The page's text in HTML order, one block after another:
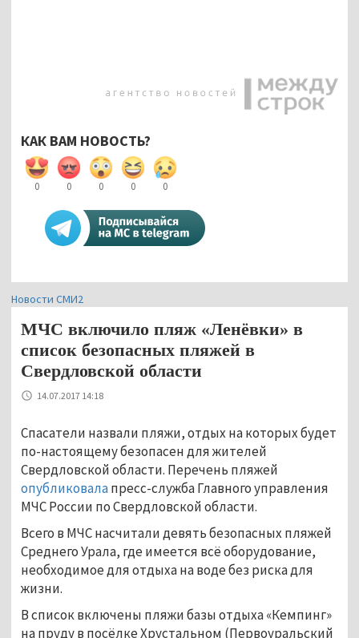
КАК ВАМ НОВОСТЬ?
0 0 0 0 0
Новости СМИ2
МЧС включило пляж «Ленёвки» в
список безопасных пляжей в
Свердловской области
14.07.2017 14:18
Спасатели назвали пляжи, отдых на которых будет
по-настоящему безопасен для жителей
Свердловской области. Перечень пляжей
опубликовалапресс-служба Главного управления
МЧС России по Свердловской области.
Всего в МЧС насчитали девять безопасных пляжей
Среднего Урала, где имеется всё оборудование,
необходимое для отдыха на воде без риска для
жизни.
В список включены пляжи базы отдыха «Кемпинг»
на пруду в посёлке Хрустальном (Первоуральский